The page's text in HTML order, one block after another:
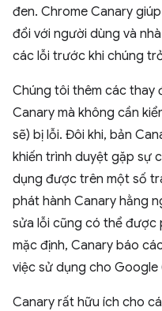
đen. Chrome Canary
đổi với người dùng và
các lỗi trước khi chúng
Chúng tôi thêm các thay
Canary mà không cần
sẽ) bị lỗi. Đôi khi, bản
khiến trình duyệt gặp sự
dụng được trên một số
phát hành Canary hằng
sửa lỗi cũng có thể được
mặc định, Canary báo
việc sử dụng cho
Canary rất hữu ích cho